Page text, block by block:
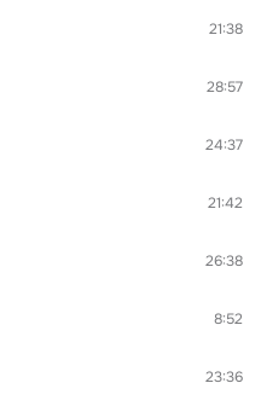
21:38
28:57
24:37
21:42
26:38
8:52
23:36